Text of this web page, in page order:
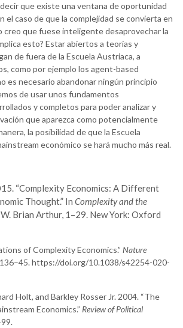
que existe una ventana de oportunidad
el caso de que la complejidad se convierta en
creo que fuese inteligente desaprovechar la
esto? Estar abiertos a teorías y
de fuera de la Escuela Austriaca, a
como por ejemplo los agent-based
es necesario abandonar ningún principio
de usar unos fundamentos
y completos para poder analizar y
que aparezca como potencialmente
la posibilidad de que la Escuela
económico se hará mucho más real.
“Complexity Economics: A Different
Thought.” In Complexity and the
Brian Arthur, 1–29. New York: Oxford
of Complexity Economics.” Nature
https://doi.org/10.1038/s42254-020-
Holt, and Barkley Rosser Jr. 2004. “The
Economics.” Review of Political